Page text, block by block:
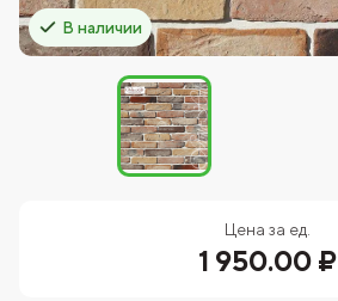
В наличии
Цена за ед.
1 950.00 ₽